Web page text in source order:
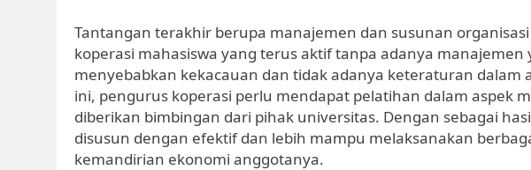
Tantangan terakhir berupa manajemen dan susunan
koperasi mahasiswa yang terus aktif tanpa adanya
menyebabkan kekacauan dan tidak adanya keteraturan dalam
ini, pengurus koperasi perlu mendapat pelatihan dalam aspek
diberikan bimbingan dari pihak universitas. Dengan sebagai
disusun dengan efektif dan lebih mampu melaksanakan
kemandirian ekonomi anggotanya.